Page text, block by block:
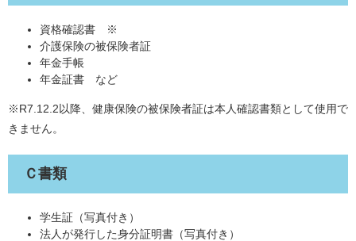
資格確認書 ※
介護保険の被保険者証
年金手帳
年金証書 など
※R7.12.2以降、健康保険の被保険者証は本人確認書類として使用で
きません。
Ｃ書類
学生証（写真付き）
法人が発行した身分証明書（写真付き）